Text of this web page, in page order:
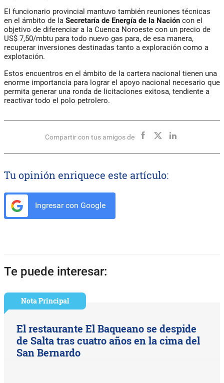
El funcionario provincial mantuvo también reuniones técnicas
en el ámbito de la Secretaría de Energía de la Nación con el
objetivo de diferenciar a la Cuenca Noroeste con un precio de
US$ 7,50/mbtu para todo nuevo gas para, de esa manera,
recuperar inversiones destinadas tanto a exploración como a
explotación.
Estos encuentros en el ámbito de la cartera nacional tienen una
enorme importancia para lograr el apoyo nacional necesario que
permita generar una ronda de licitaciones exitosa, tendiente a
reactivar todo el polo petrolero.
Compartir con tus amigos de
Tu opinión enriquece este artículo:
Ingresar con Google
Te puede interesar:
Nota Principal
El restaurante El Baqueano se despide
de Salta tras cuatro años en la cima del
San Bernardo